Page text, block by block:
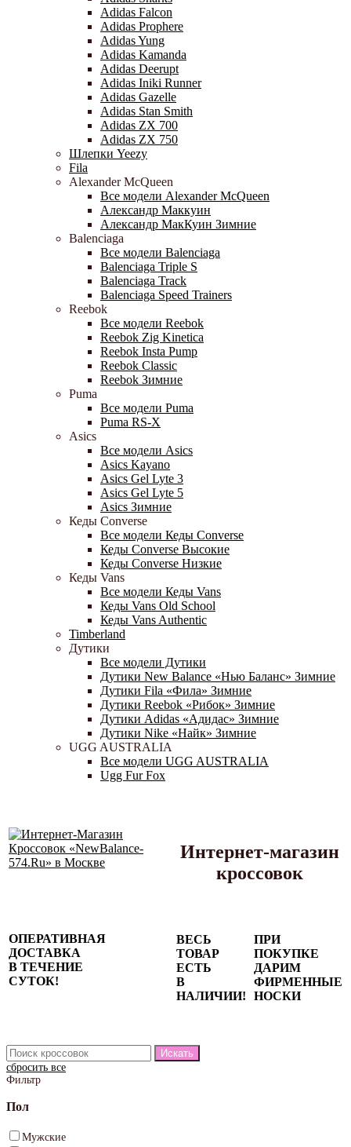
Adidas Falcon
Adidas Prophere
Adidas Yung
Adidas Kamanda
Adidas Deerupt
Adidas Iniki Runner
Adidas Gazelle
Adidas Stan Smith
Adidas ZX 700
Adidas ZX 750
Шлепки Yeezy
Fila
Alexander McQueen
Все модели Alexander McQueen
Александр Маккуин
Александр МакКуин Зимние
Balenciaga
Все модели Balenciaga
Balenciaga Triple S
Balenciaga Track
Balenciaga Speed Trainers
Reebok
Все модели Reebok
Reebok Zig Kinetica
Reebok Insta Pump
Reebok Classic
Reebok Зимние
Puma
Все модели Puma
Puma RS-X
Asics
Все модели Asics
Asics Kayano
Asics Gel Lyte 3
Asics Gel Lyte 5
Asics Зимние
Кеды Converse
Все модели Кеды Converse
Кеды Converse Высокие
Кеды Converse Низкие
Кеды Vans
Все модели Кеды Vans
Кеды Vans Old School
Кеды Vans Authentic
Timberland
Дутики
Все модели Дутики
Дутики New Balance «Нью Баланс» Зимние
Дутики Fila «Фила» Зимние
Дутики Reebok «Рибок» Зимние
Дутики Adidas «Адидас» Зимние
Дутики Nike «Найк» Зимние
UGG AUSTRALIA
Все модели UGG AUSTRALIA
Ugg Fur Fox
Интернет-магазин
кроссовок
ОПЕРАТИВНАЯ
ДОСТАВКА
В ТЕЧЕНИЕ
СУТОК!
ВЕСЬ
ТОВАР
ЕСТЬ
В
НАЛИЧИИ!
ПРИ
ПОКУПКЕ
ДАРИМ
ФИРМЕННЫЕ
НОСКИ
сбросить все
Фильтр
Пол
Мужские